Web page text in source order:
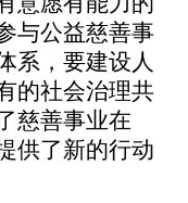
与公益慈善事
系，要建设人
的社会治理共
慈善事业在
供了新的行动